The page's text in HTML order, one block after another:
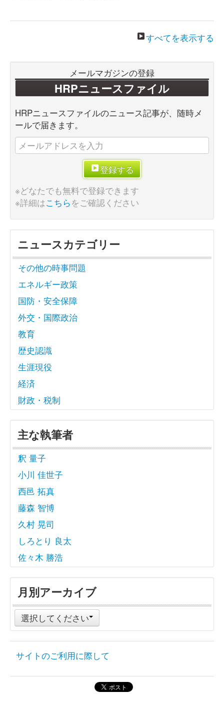
すべてを表示する
メールマガジンの登録
HRPニュースファイル
HRPニュースファイルのニュース記事が、随時メ
ールで届きます。
登録する
※どなたでも無料で登録できます
※詳細はこちらをご確認ください
ニュースカテゴリー
その他の時事問題
エネルギー政策
国防・安全保障
外交・国際政治
教育
歴史認識
生涯現役
経済
財政・税制
主な執筆者
釈 量子
小川 佳世子
西邑 拓真
藤森 智博
久村 晃司
しろとり 良太
佐々木 勝浩
月別アーカイブ
選択してください
サイトのご利用に際して